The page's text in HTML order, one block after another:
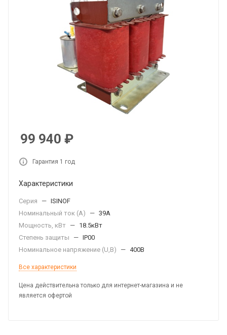
99 940 ₽
Гарантия 1 год
Характеристики
Серия — ISINOF
Номинальный ток (А)
— 39А
Мощность, кВт — 18.5кВт
Степень защиты
— IP00
Номинальное напряжение (U,B)
— 400В
Все характеристики
Цена действительна только для интернет-магазина и не
является офертой